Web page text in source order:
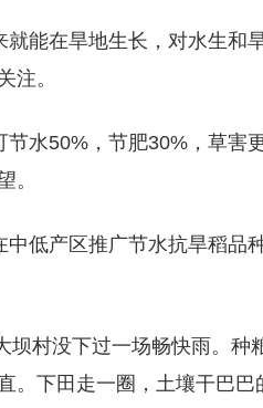
能在旱地生长，对水生和
注。
水50%，节肥30%，草害
。
低产区推广节水抗旱稻品
坝村没下过一场畅快雨。种
。下田走一圈，土壤干巴